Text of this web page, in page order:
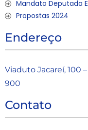
Mandato Deputada
Propostas 2024
Endereço
Viaduto Jacareí, 100 –
900
Contato